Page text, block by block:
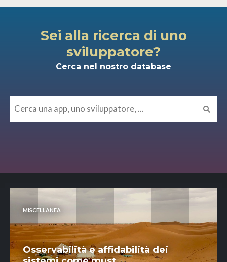
Sei alla ricerca di uno
sviluppatore?
Cerca nel nostro database
MISCELLANEA
Osservabilità e affidabilità dei